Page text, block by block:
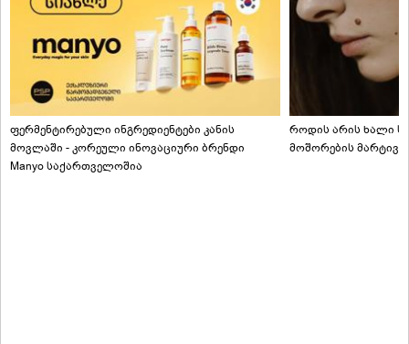
ფერმენტირებული ინგრედიენტები კანის
მოვლაში - კორეული ინოვაციური ბრენდი
Manyo საქართველოშია
როდის არის ხალი
მოშორების